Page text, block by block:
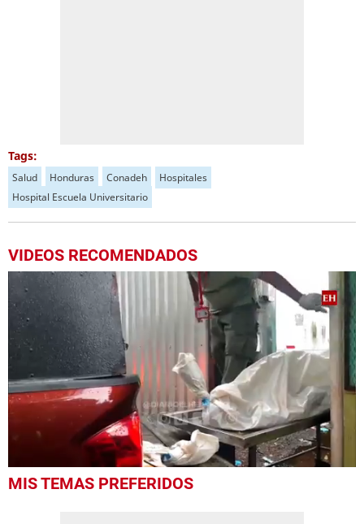
Tags:
Salud Honduras Conadeh
Hospitales
Hospital Escuela Universitario
VIDEOS RECOMENDADOS
seconds
MIS TEMAS PREFERIDOS